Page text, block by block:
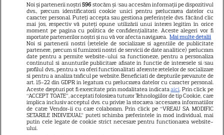
pe care trebuie să le ai în
bucătărie
ALTE ARTICOLE
INTERESANTE
Noi și partenerii noștri596 stocăm și/sau accesăm informații pe dispozitivul
dvs., precum identificatorii cookie unici pentru prelucrarea datelor cu
caracter personal. Puteți accepta sau gestiona preferințele dvs. făcând clic
mai jos, respectiv vă puteți opune utilizării unui interes legitim în orice
moment pe pagina cu politica de confidențialitate. Aceste alegeri vor fi
raportate partenerilor noștri și nu vă vor afecta navigarea. Mai multe detalii
Noi si partenerii nostri (retelele de socializare si agentiile de publicitate
partenere, precum si furnizorii nostri de servicii de date analitice) prelucram
date pentru a permite website-ului sa functioneze, pentru a personaliza
continutul si anunturile publicitare afisate in functie de interesele si/sau
profilul dvs., pentru a va oferi functionalitati aferente retelelor de socializare
si pentru a analiza traficul pe website. Beneficiati de drepturile prevazute de
art. 15-22 din GDPR in legatura cu prelucrarea datelor cu caracter personal.
Aceste drepturi pot fi exercitate prin modalitatea indicataaici. Prin click pe
“ACCEPT TOATE”, acceptati folosirea tuturor Tehnologiilor de tip Cookie, care
implica inclusiv acceptul dvs. cu privire la stocarea/accesarea informatiilor
de catre Vendor-ii cu care colaboram. Prin click pe “VREAU SA MODIFIC
SETARILE INDIVIDUAL” puteti schimba preferintele in mod individual, mai
putin cele legate de cookie strict necesare pentru functionarea website-
ului.